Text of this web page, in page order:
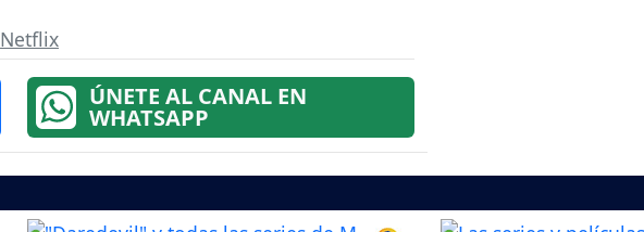
Netflix
ÚNETE AL CANAL EN
WHATSAPP